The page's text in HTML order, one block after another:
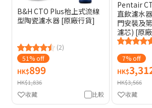
B&H CTO Plus枱上式流線
型陶瓷濾水器 [原廠行貨]
(2)
51% off
HK$899
HK$1,836
比較
收藏
Pentair
直飲濾水
門安裝及
濾芯) [原
7% off
HK$
HK$3,566
收藏